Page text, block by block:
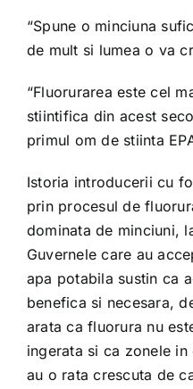
“Spune o minciuna
de mult si lumea o va
“Fluorurarea este cel
stiintifica din acest
primul om de stiinta
Istoria introducerii cu
prin procesul de
dominata de minciuni,
Guvernele care au
apa potabila sustin ca
benefica si necesara,
arata ca fluorura nu
ingerata si ca zonele
au o rata crescuta de